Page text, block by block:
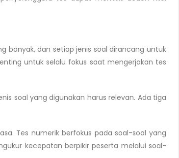
banyak, dan setiap jenis soal dirancang untuk
untuk selalu fokus saat mengerjakan tes
soal yang digunakan harus relevan. Ada tiga
Tes numerik berfokus pada soal-soal yang
kecepatan berpikir peserta melalui soal-